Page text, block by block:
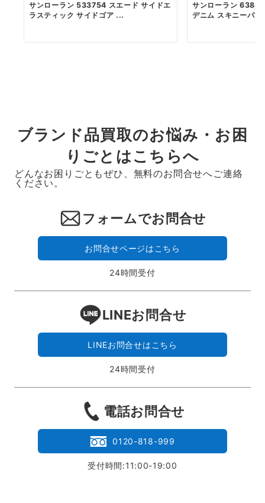
サンローラン 533754 スエード サイドエ
ラスティック サイドゴア ...
サンローラン
デニム スキニーパ
ブランド品買取のお悩み・お困
りごとはこちらへ
どんなお困りごともぜひ、無料のお問合せへご連絡
ください。
フォームでお問合せ
お問合せページはこちら
24時間受付
LINEお問合せ
LINEお問合せはこちら
24時間受付
電話お問合せ
0120-818-999
受付時間:11:00-19:00